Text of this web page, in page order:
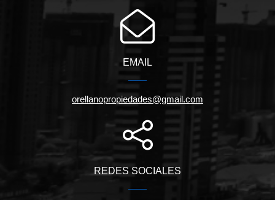
EMAIL
orellanopropiedades@gmail.com
REDES SOCIALES